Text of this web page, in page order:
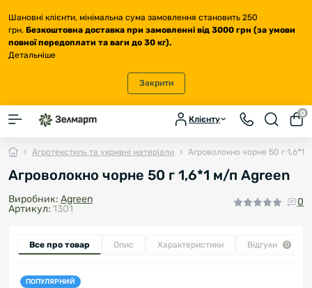
Шановні клієнти, мінімальна сума замовлення становить 250
грн. Безкоштовна доставка при замовленні від 3000 грн (за умови
повної передоплати та ваги до 30 кг).
Детальніше
Закрити
Клієнту
0
Агротекстиль та укривні матеріали Агроволокно чорне 50 г 1,6*1
Агроволокно чорне 50 г 1,6*1 м/п Agreen
Виробник: Agreen
Артикул: 1301
0
Все про товар Опис Характеристики Відгуки 0
ПОПУЛЯРНИЙ